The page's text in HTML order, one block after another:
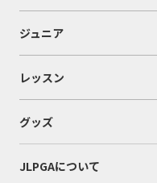
ジュニア
レッスン
グッズ
JLPGAについて